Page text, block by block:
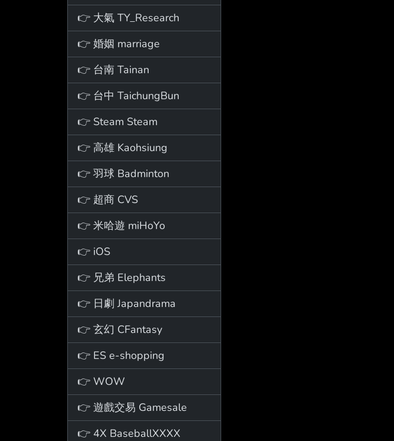
👉 大氣 TY_Research
👉 婚姻 marriage
👉 台南 Tainan
👉 台中 TaichungBun
👉 Steam Steam
👉 高雄 Kaohsiung
👉 羽球 Badminton
👉 超商 CVS
👉 米哈遊 miHoYo
👉 iOS
👉 兄弟 Elephants
👉 日劇 Japandrama
👉 玄幻 CFantasy
👉 ES e-shopping
👉 WOW
👉 遊戲交易 Gamesale
👉 4X BaseballXXXX